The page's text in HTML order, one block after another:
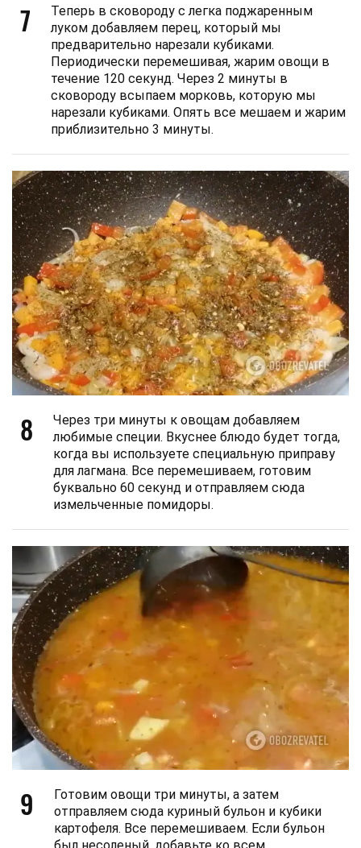
7
Теперь в сковороду с легка поджаренным
луком добавляем перец, который мы
предварительно нарезали кубиками.
Периодически перемешивая, жарим овощи в
течение 120 секунд. Через 2 минуты в
сковороду всыпаем морковь, которую мы
нарезали кубиками. Опять все мешаем и жарим
приблизительно 3 минуты.
8
Через три минуты к овощам добавляем
любимые специи. Вкуснее блюдо будет тогда,
когда вы используете специальную приправу
для лагмана. Все перемешиваем, готовим
буквально 60 секунд и отправляем сюда
измельченные помидоры.
9
Готовим овощи три минуты, а затем
отправляем сюда куриный бульон и кубики
картофеля. Все перемешиваем. Если бульон